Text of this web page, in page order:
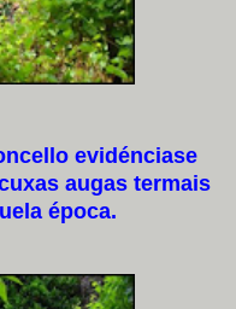
evidénciase
augas termais
época.